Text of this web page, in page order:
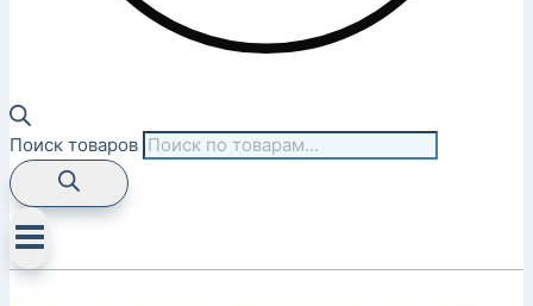
Поиск товаров